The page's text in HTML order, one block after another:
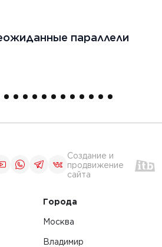
параллели
Создание и
продвижение
сайта
Города
Москва
Владимир